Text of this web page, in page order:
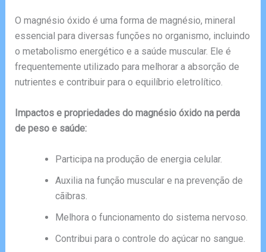
O magnésio óxido é uma forma de magnésio, mineral
essencial para diversas funções no organismo, incluindo
o metabolismo energético e a saúde muscular. Ele é
frequentemente utilizado para melhorar a absorção de
nutrientes e contribuir para o equilíbrio eletrolítico.
Impactos e propriedades do magnésio óxido na perda
de peso e saúde:
Participa na produção de energia celular.
Auxilia na função muscular e na prevenção de
cãibras.
Melhora o funcionamento do sistema nervoso.
Contribui para o controle do açúcar no sangue.